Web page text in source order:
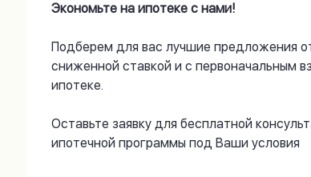
Экономьте на ипотеке с нами!
Подберем для вас лучшие предложения
сниженной ставкой и с первоначальным
ипотеке.
Оставьте заявку для бесплатной
ипотечной программы под Ваши условия